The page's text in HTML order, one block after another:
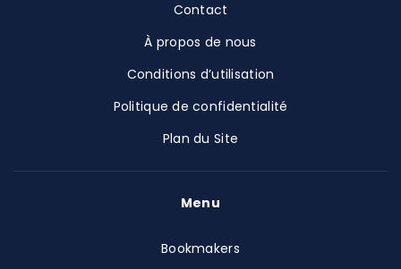
Contact
À propos de nous
Conditions d’utilisation
Politique de confidentialité
Plan du Site
Menu
Bookmakers